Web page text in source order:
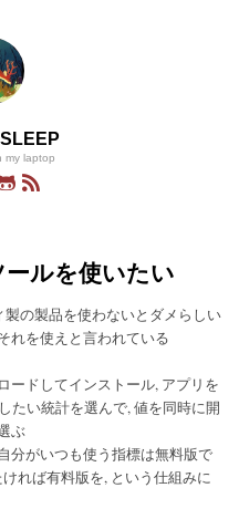
my laptop
ルを使いたい
製の製品を使わないとダメらしい
れを使えと言われている
ードしてインストール, アプリを
たい統計を選んで, 値を同時に開
ぶ
分がいつも使う指標は無料版で
れば有料版を, という仕組みに